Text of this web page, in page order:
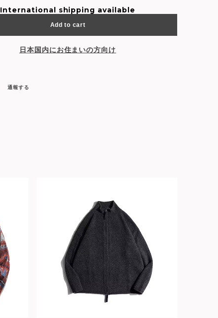
International shipping available
Add to cart
日本国内にお住まいの方向け
通報する